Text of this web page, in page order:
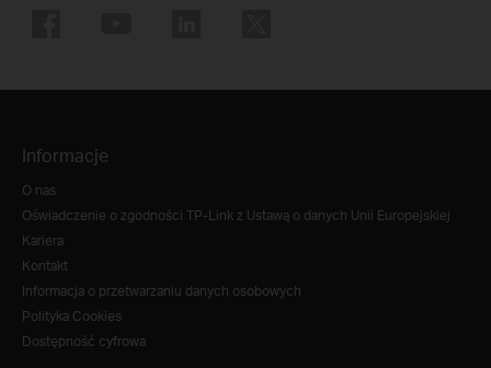
Informacje
O nas
Oświadczenie o zgodności TP-Link z Ustawą o danych Unii Europejskiej
Kariera
Kontakt
Informacja o przetwarzaniu danych osobowych
Polityka Cookies
Dostępność cyfrowa